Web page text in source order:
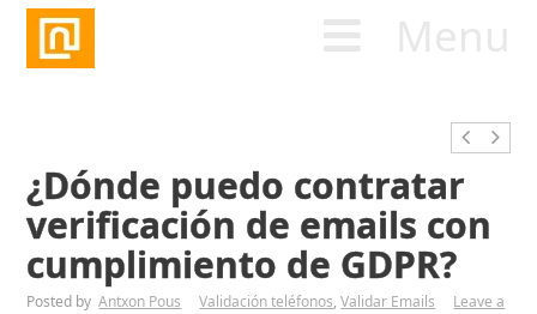
¿Dónde puedo contratar
verificación de emails con
cumplimiento de GDPR?
Posted by Antxon Pous Validación teléfonos,Validar Emails
Leave a